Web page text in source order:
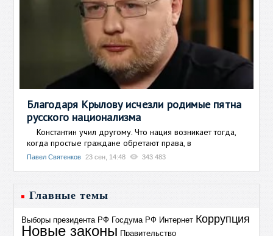
Благодаря Крылову исчезли родимые пятна
русского национализма
Константин учил другому. Что нация возникает тогда,
когда простые граждане обретают права, в
Павел Святенков 23 сен, 14:48 343 483
Главные темы
Выборы президента РФ Госдума РФ Интернет Коррупция
Новые законы Правительство